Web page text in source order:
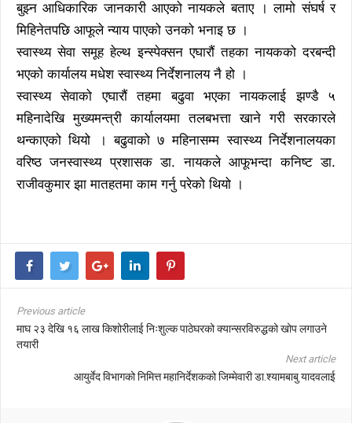
बुझ्न आधिकारिक जानकारी आएको नायकले बताए । लामो संघर्ष र
मिहिनेतपछि आफूले न्याय पाएको उनको भनाइ छ ।
स्वास्थ्य सेवा समूह हेल्थ इन्स्पेक्सन एघारौं तहका नायकको दरबन्दी
भएको कार्यालय मधेश स्वास्थ्य निर्देशनालय नै हो ।
स्वास्थ्य सेवाको एघारौं तहमा बढुवा भएका नायकलाई झण्डै ५
महिनादेखि मुख्यमन्त्री कार्यालयमा तलबभत्ता खाने गरी सरकारले
थन्काएको थियो । बढुवाको ७ महिनासम्म स्वास्थ्य निर्देशनालयका
वरिष्ठ जनस्वास्थ्य प्रशासक डा. नायकले आफूभन्दा कनिष्ट डा.
राजीवकुमार झा मातहतमा काम गर्नु परेको थियो ।
Previous article
माघ २३ देखि १६ लाख किशोरीलाई निःशुल्क पाठेघरको क्यान्सरविरुद्धको खोप लगाउने
तयारी
Next article
आयुर्वेद विभागको निमित्त महानिर्देशकको जिम्मेवारी डा.श्यामबाबु यादवलाई